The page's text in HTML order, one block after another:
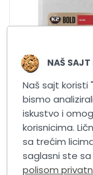
K2 BOLD 5
NAŠ
Naš sajt koristi
bismo
iskustvo i
korisnicima.
sa trećim
saglasni ste
polisom